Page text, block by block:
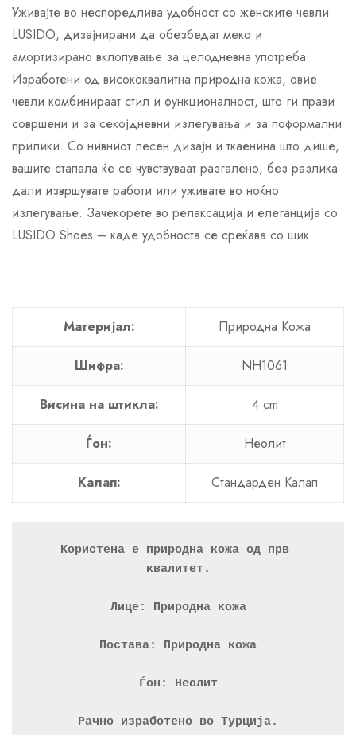
Уживајте во неспоредлива удобност со женските чевли
LUSIDO, дизајнирани да обезбедат меко и
амортизирано вклопување за целодневна употреба.
Изработени од висококвалитна природна кожа, овие
чевли комбинираат стил и функционалност, што ги прави
совршени и за секојдневни излегувања и за поформални
прилики. Со нивниот лесен дизајн и ткаенина што дише,
вашите стапала ќе се чувствуваат разгалено, без разлика
дали извршувате работи или уживате во ноќно
излегување. Зачекорете во релаксација и елеганција со
LUSIDO Shoes – каде удобноста се среќава со шик.
Материјал: Природна Кожа
Шифра: NH1061
Висина на штикла: 4 cm
Ѓон: Неолит
Калап: Стандарден Калап
Користена е природна кожа од прв
квалитет.
Лице: Природна кожа
Постава: Природна кожа
Ѓон: Неолит
Рачно изработено во Турција.